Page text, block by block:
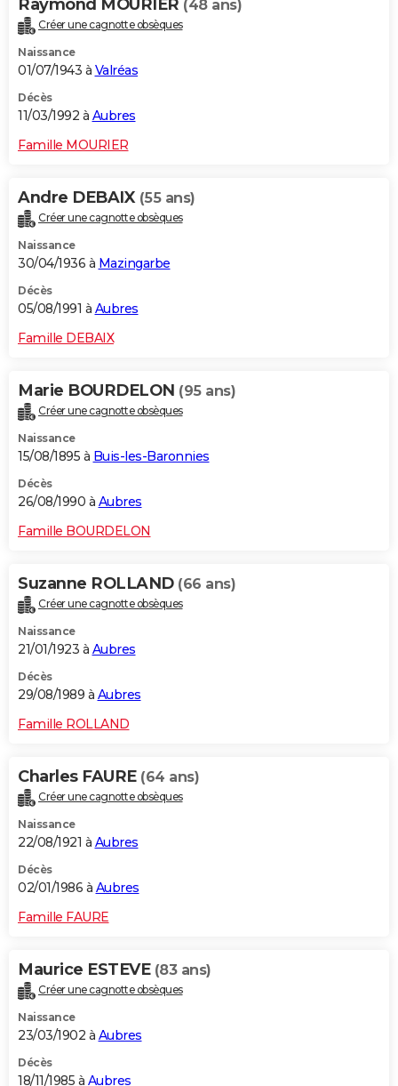
Raymond MOURIER (48 ans)
Créer une cagnotte obsèques
Naissance
01/07/1943 à Valréas
Décès
11/03/1992 à Aubres
Famille MOURIER
Andre DEBAIX (55 ans)
Créer une cagnotte obsèques
Naissance
30/04/1936 à Mazingarbe
Décès
05/08/1991 à Aubres
Famille DEBAIX
Marie BOURDELON (95 ans)
Créer une cagnotte obsèques
Naissance
15/08/1895 à Buis-les-Baronnies
Décès
26/08/1990 à Aubres
Famille BOURDELON
Suzanne ROLLAND (66 ans)
Créer une cagnotte obsèques
Naissance
21/01/1923 à Aubres
Décès
29/08/1989 à Aubres
Famille ROLLAND
Charles FAURE (64 ans)
Créer une cagnotte obsèques
Naissance
22/08/1921 à Aubres
Décès
02/01/1986 à Aubres
Famille FAURE
Maurice ESTEVE (83 ans)
Créer une cagnotte obsèques
Naissance
23/03/1902 à Aubres
Décès
18/11/1985 à Aubres